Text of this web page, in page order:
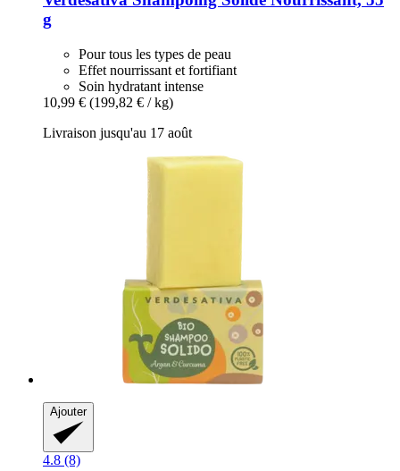
g
Pour tous les types de peau
Effet nourrissant et fortifiant
Soin hydratant intense
10,99 € (199,82 € / kg)
Livraison jusqu'au 17 août
Ajouter
4.8 (8)